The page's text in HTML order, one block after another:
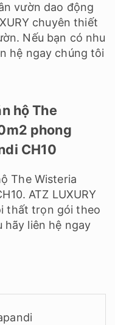
vườn dao động
chuyên thiết
Nếu bạn có nhu
hệ ngay chúng tôi
hộ The
phong
CH10
The Wisteria
ATZ LUXURY
thất trọn gói theo
hãy liên hệ ngay